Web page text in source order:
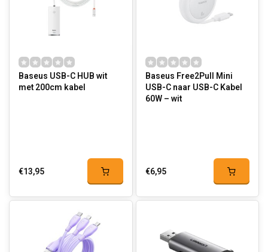
Baseus USB-C HUB wit
met 200cm kabel
€13,95
Baseus Free2Pull Mini
USB-C naar USB-C Kabel
60W – wit
€6,95